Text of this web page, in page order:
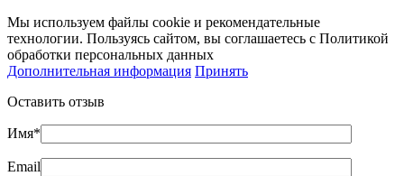
Мы используем файлы cookie и рекомендательные
технологии. Пользуясь сайтом, вы соглашаетесь с Политикой
обработки персональных данных
Дополнительная информация Принять
Оставить отзыв
Имя*
Email